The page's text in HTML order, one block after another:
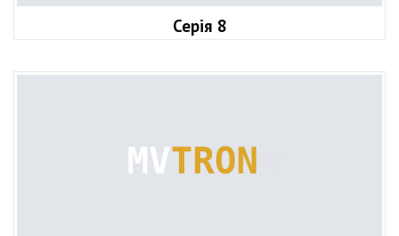
Серія 8